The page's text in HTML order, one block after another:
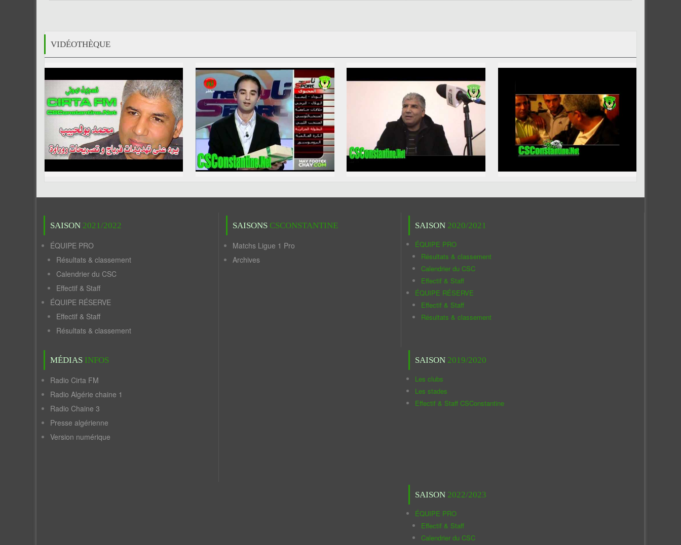
VIDÉOTHÈQUE
SAISON 2021/2022
ÉQUIPE PRO
Résultats & classement
Calendrier du CSC
Effectif & Staff
ÉQUIPE RÉSERVE
Effectif & Staff
Résultats & classement
MÉDIAS INFOS
Radio Cirta FM
Radio Algérie chaine 1
Radio Chaine 3
Presse algérienne
Version numérique
SAISONS CSCONSTANTINE
Matchs Ligue 1 Pro
Archives
SAISON 2020/2021
ÉQUIPE PRO
Résultats & classement
Calendrier du CSC
Effectif & Staff
ÉQUIPE RÉSERVE
Effectif & Staff
Résultats & classement
SAISON 2019/2020
Les clubs
Les stades
Effectif & Staff CSConstantine
SAISON 2022/2023
ÉQUIPE PRO
Effectif & Staff
Calendrier du CSC